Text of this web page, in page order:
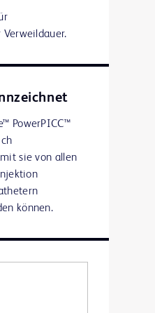
PowerPICC™
sie von allen
können.